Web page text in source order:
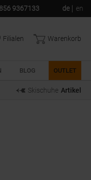
9367133 de en
Filialen Warenkorb
BLOG OUTLET
Skischuhe Artikel